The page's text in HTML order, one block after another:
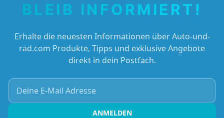
BLEIB INFORMIERT!
Erhalte die neuesten Informationen über Auto-und-
rad.com Produkte, Tipps und exklusive Angebote
direkt in dein Postfach.
Deine E-Mail Adresse
ANMELDEN